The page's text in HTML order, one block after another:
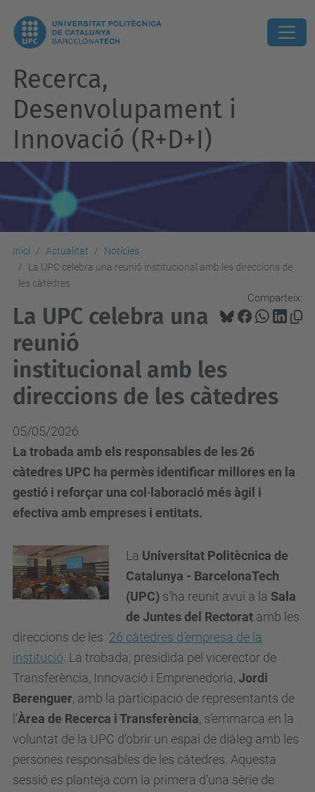
Recerca,
Desenvolupament i
Innovació (R+D+I)
Inici Actualitat
Notícies
La UPC celebra una reunió institucional amb les direccions de
les càtedres
Comparteix:
La UPC celebra una
reunió
institucional amb les
direccions de les càtedres
05/05/2026
La trobada amb els responsables de les 26
càtedres UPC ha permès identificar millores en la
gestió i reforçar una col·laboració més àgil i
efectiva amb empreses i entitats.
La Universitat Politècnica de
Catalunya - BarcelonaTech
(UPC) s'ha reunit avui a la Sala
de Juntes del Rectorat amb les
direccions de les 26 càtedres d’empresa de la
institució . La trobada, presidida pel vicerector de
Transferència, Innovació i Emprenedoria, Jordi
Berenguer, amb la participació de representants de
l’Àrea de Recerca i Transferència, s’emmarca en la
voluntat de la UPC d’obrir un espai de diàleg amb les
persones responsables de les càtedres. Aquesta
sessió es planteja com la primera d’una sèrie de